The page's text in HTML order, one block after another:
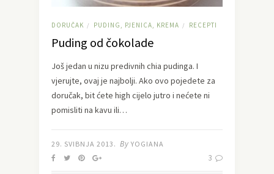
DORUČAK / PUDING, PJENICA, KREMA / RECEPTI
Puding od čokolade
Još jedan u nizu predivnih chia pudinga. I
vjerujte, ovaj je najbolji. Ako ovo pojedete za
doručak, bit ćete high cijelo jutro i nećete ni
pomisliti na kavu ili…
29. SVIBNJA 2013. By YOGIANA
3